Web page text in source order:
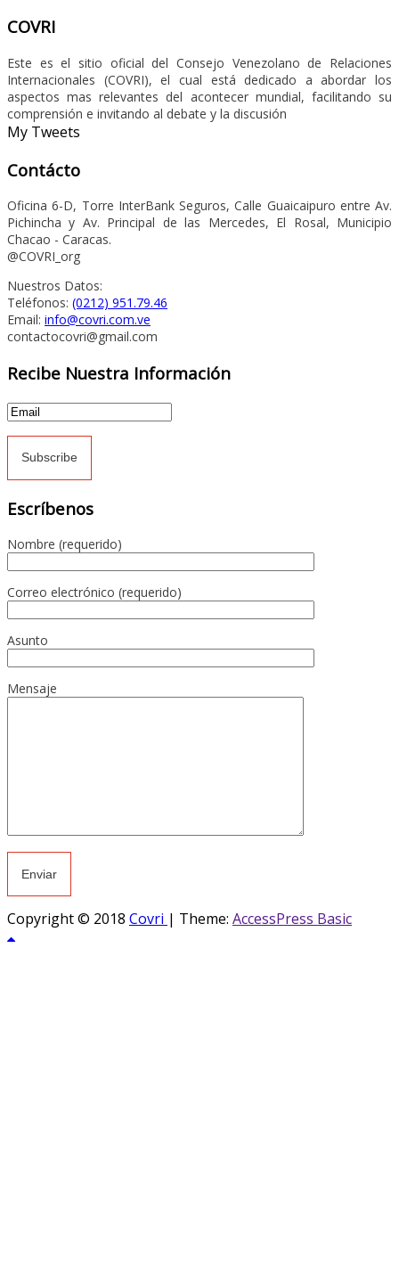
COVRI
Este es el sitio oficial del Consejo Venezolano de Relaciones
Internacionales (COVRI), el cual está dedicado a abordar los
aspectos mas relevantes del acontecer mundial, facilitando su
comprensión e invitando al debate y la discusión
My Tweets
Contácto
Oficina 6-D, Torre InterBank Seguros, Calle Guaicaipuro entre Av.
Pichincha y Av. Principal de las Mercedes, El Rosal, Municipio
Chacao - Caracas.
@COVRI_org
Nuestros Datos:
Teléfonos: (0212) 951.79.46
Email: info@covri.com.ve
contactocovri@gmail.com
Recibe Nuestra Información
Escríbenos
Nombre (requerido)
Correo electrónico (requerido)
Asunto
Mensaje
Copyright © 2018 Covri | Theme: AccessPress Basic